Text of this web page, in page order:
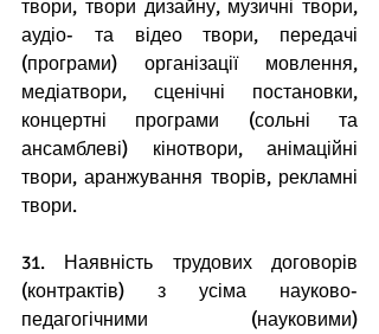
твори, твори дизайну, музичні твори,
аудіо- та відео твори, передачі
(програми) організації мовлення,
медіатвори, сценічні постановки,
концертні програми (сольні та
ансамблеві) кінотвори, анімаційні
твори, аранжування творів, рекламні
твори.
31. Наявність трудових договорів
(контрактів) з усіма науково-
педагогічними (науковими)